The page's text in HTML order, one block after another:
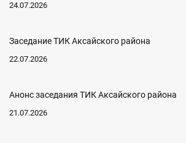
24.07.2026
Заседание ТИК Аксайского района
22.07.2026
Анонс заседания ТИК Аксайского района
21.07.2026